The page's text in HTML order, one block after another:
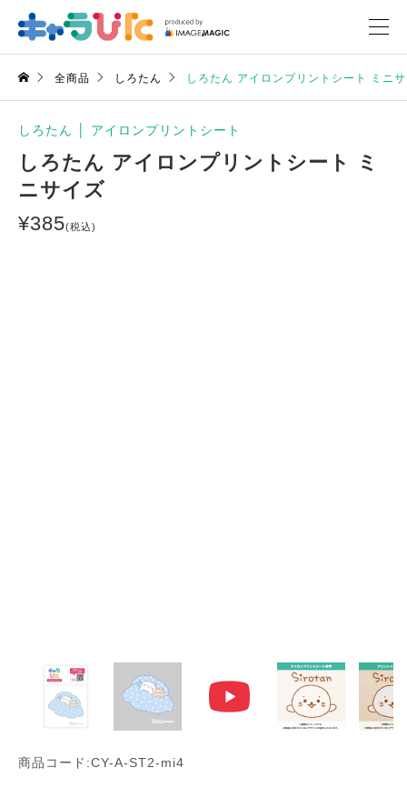
全商品 しろたん しろたん アイロンプリントシート ミニ
しろたん アイロンプリントシート
しろたん アイロンプリントシート ミ
ニサイズ
¥385(税込)
商品コード:CY-A-ST2-mi4